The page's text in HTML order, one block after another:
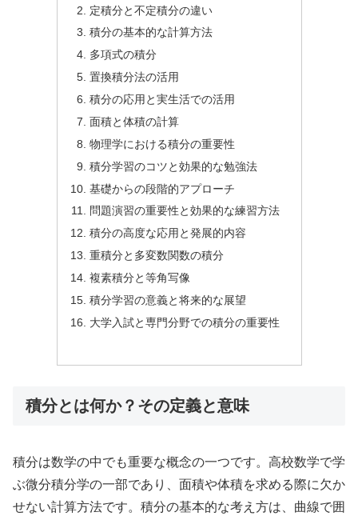
定積分と不定積分の違い
積分の基本的な計算方法
多項式の積分
置換積分法の活用
積分の応用と実生活での活用
面積と体積の計算
物理学における積分の重要性
積分学習のコツと効果的な勉強法
基礎からの段階的アプローチ
問題演習の重要性と効果的な練習方法
積分の高度な応用と発展的内容
重積分と多変数関数の積分
複素積分と等角写像
積分学習の意義と将来的な展望
大学入試と専門分野での積分の重要性
積分とは何か？その定義と意味
積分は数学の中でも重要な概念の一つです。高校数学で学
ぶ微分積分学の一部であり、面積や体積を求める際に欠か
せない計算方法です。積分の基本的な考え方は、曲線で囲